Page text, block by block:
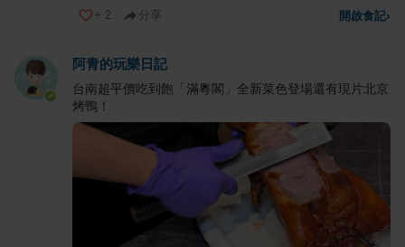
+ 2 分享 開啟食記›
阿青的玩樂日記
台南超平價吃到飽「滿粵閣」全新菜色登場還有現片北京
烤鴨！